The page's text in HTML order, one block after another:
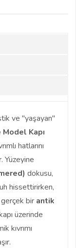
ve "yaşayan"
Kapı
hatlarını
Yüzeyine
dokusu,
hissettirirken,
gerçek bir antik
üzerinde
kıvrımı